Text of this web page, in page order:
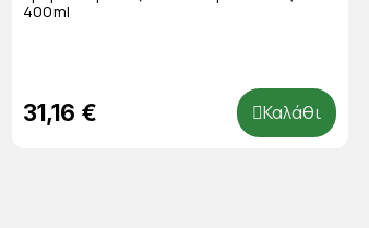
400ml
31,16 € Καλάθι